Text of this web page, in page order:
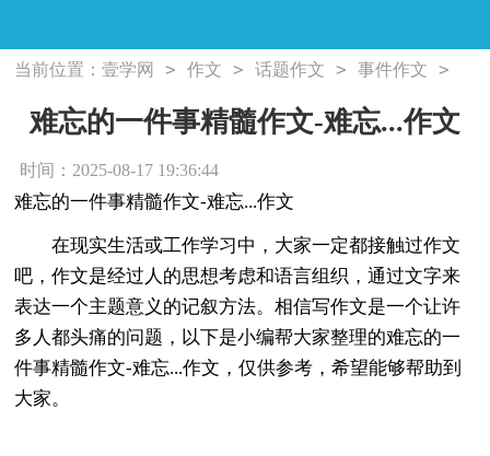
当前位置：壹学网 > 作文 > 话题作文 > 事件作文 >
难忘的一件事精髓作文-难忘...作文
难忘的一件事精髓作文-难忘...作文
时间：2025-08-17 19:36:44
难忘的一件事精髓作文-难忘...作文
在现实生活或工作学习中，大家一定都接触过作文
吧，作文是经过人的思想考虑和语言组织，通过文字来
表达一个主题意义的记叙方法。相信写作文是一个让许
多人都头痛的问题，以下是小编帮大家整理的难忘的一
件事精髓作文-难忘...作文，仅供参考，希望能够帮助到
大家。